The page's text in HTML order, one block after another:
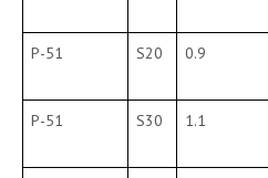
P-51 S20 0.9
P-51 S30 1.1